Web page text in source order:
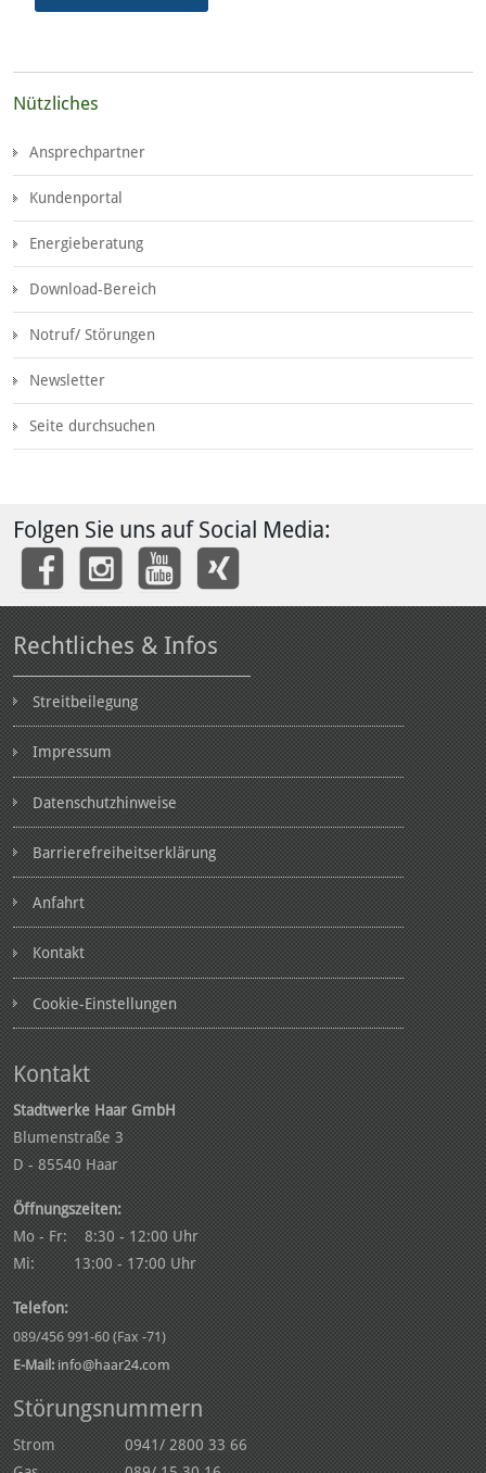
Nützliches
Ansprechpartner
Kundenportal
Energieberatung
Download-Bereich
Notruf/ Störungen
Newsletter
Seite durchsuchen
Folgen Sie uns auf Social Media:
Rechtliches & Infos
Streitbeilegung
Impressum
Datenschutzhinweise
Barrierefreiheitserklärung
Anfahrt
Kontakt
Cookie-Einstellungen
Kontakt
Stadtwerke Haar GmbH
Blumenstraße 3
D - 85540 Haar
Öffnungszeiten:
Mo - Fr: 8:30 - 12:00 Uhr
Mi: 13:00 - 17:00 Uhr
Telefon:
089/456 991-60 (Fax -71)
E-Mail: info@haar24.com
Störungsnummern
Strom 0941/ 2800 33 66